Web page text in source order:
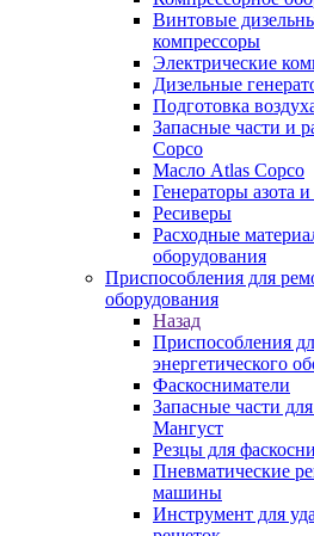
Винтовые
компрессоры
Электрические
Дизельные
Подготовка
Запасные части и
Copco
Масло Atlas Copco
Генераторы азота
Ресиверы
Расходные
оборудования
Приспособления для
оборудования
Назад
Приспособления
энергетического
Фаскосниматели
Запасные части
Мангуст
Резцы для
Пневматические
машины
Инструмент для